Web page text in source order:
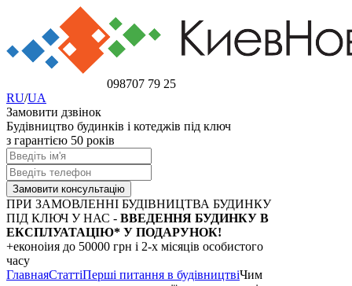
098707 79 25
RU/UA
Замовити дзвінок
Будівництво будинків і котеджів під ключ
з гарантією 50 років
ПРИ ЗАМОВЛЕННІ БУДІВНИЦТВА БУДИНКУ
ПІД КЛЮЧ У НАС - ВВЕДЕННЯ БУДИНКУ В
ЕКСПЛУАТАЦІЮ* У ПОДАРУНОК!
+еконоіия до 50000 грн і 2-х місяців особистого
часу
ГлавнаяСтаттіПерші питання в будівництвіЧим